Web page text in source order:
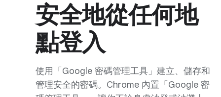
安全地從任何地
點登入
使用「Google 密碼管理工具」建立、儲存和
管理安全的密碼。Chrome 內置「Google 密